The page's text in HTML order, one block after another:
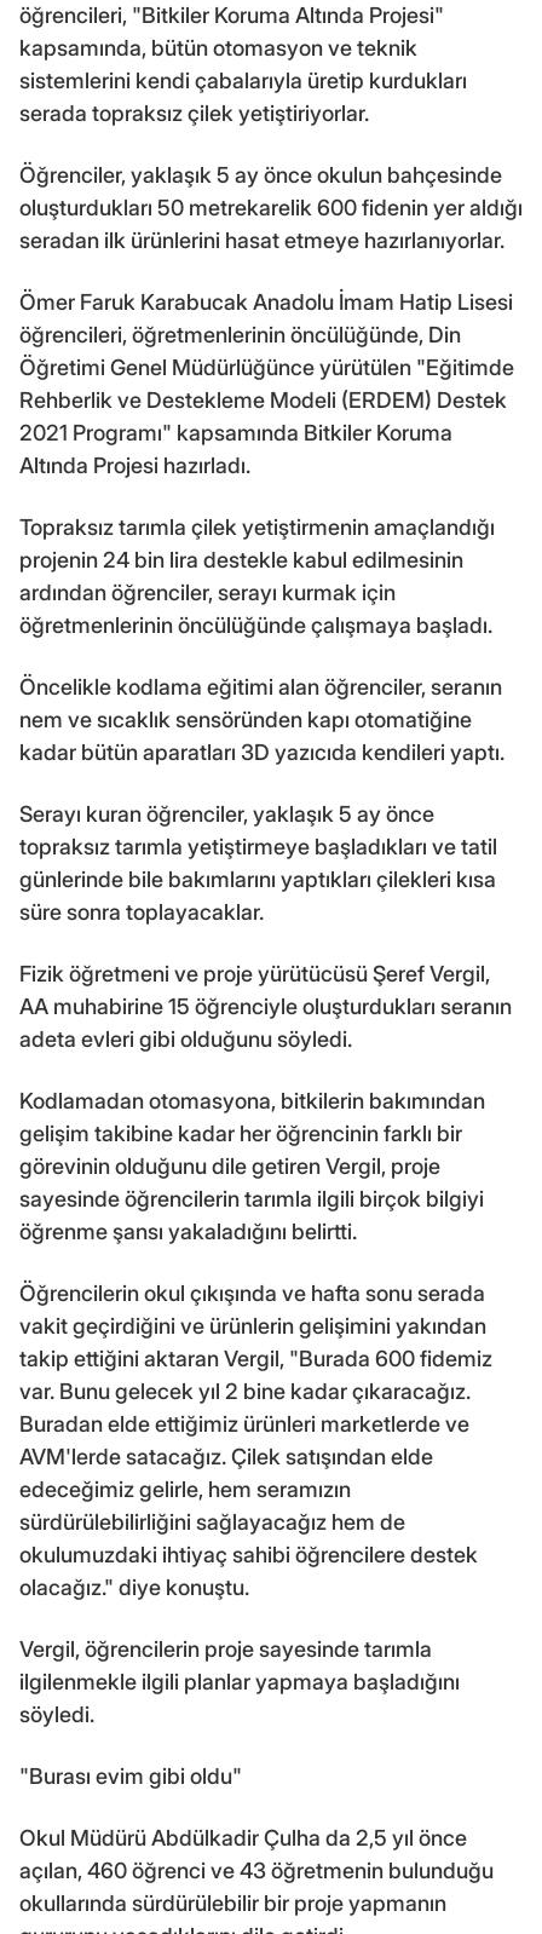
öğrencileri, "Bitkiler Koruma Altında Projesi"
kapsamında, bütün otomasyon ve teknik
sistemlerini kendi çabalarıyla üretip kurdukları
serada topraksız çilek yetiştiriyorlar.
Öğrenciler, yaklaşık 5 ay önce okulun bahçesinde
oluşturdukları 50 metrekarelik 600 fidenin yer aldığı
seradan ilk ürünlerini hasat etmeye hazırlanıyorlar.
Ömer Faruk Karabucak Anadolu İmam Hatip Lisesi
öğrencileri, öğretmenlerinin öncülüğünde, Din
Öğretimi Genel Müdürlüğünce yürütülen "Eğitimde
Rehberlik ve Destekleme Modeli (ERDEM) Destek
2021 Programı" kapsamında Bitkiler Koruma
Altında Projesi hazırladı.
Topraksız tarımla çilek yetiştirmenin amaçlandığı
projenin 24 bin lira destekle kabul edilmesinin
ardından öğrenciler, serayı kurmak için
öğretmenlerinin öncülüğünde çalışmaya başladı.
Öncelikle kodlama eğitimi alan öğrenciler, seranın
nem ve sıcaklık sensöründen kapı otomatiğine
kadar bütün aparatları 3D yazıcıda kendileri yaptı.
Serayı kuran öğrenciler, yaklaşık 5 ay önce
topraksız tarımla yetiştirmeye başladıkları ve tatil
günlerinde bile bakımlarını yaptıkları çilekleri kısa
süre sonra toplayacaklar.
Fizik öğretmeni ve proje yürütücüsü Şeref Vergil,
AA muhabirine 15 öğrenciyle oluşturdukları seranın
adeta evleri gibi olduğunu söyledi.
Kodlamadan otomasyona, bitkilerin bakımından
gelişim takibine kadar her öğrencinin farklı bir
görevinin olduğunu dile getiren Vergil, proje
sayesinde öğrencilerin tarımla ilgili birçok bilgiyi
öğrenme şansı yakaladığını belirtti.
Öğrencilerin okul çıkışında ve hafta sonu serada
vakit geçirdiğini ve ürünlerin gelişimini yakından
takip ettiğini aktaran Vergil, "Burada 600 fidemiz
var. Bunu gelecek yıl 2 bine kadar çıkaracağız.
Buradan elde ettiğimiz ürünleri marketlerde ve
AVM'lerde satacağız. Çilek satışından elde
edeceğimiz gelirle, hem seramızın
sürdürülebilirliğini sağlayacağız hem de
okulumuzdaki ihtiyaç sahibi öğrencilere destek
olacağız." diye konuştu.
Vergil, öğrencilerin proje sayesinde tarımla
ilgilenmekle ilgili planlar yapmaya başladığını
söyledi.
"Burası evim gibi oldu"
Okul Müdürü Abdülkadir Çulha da 2,5 yıl önce
açılan, 460 öğrenci ve 43 öğretmenin bulunduğu
okullarında sürdürülebilir bir proje yapmanın